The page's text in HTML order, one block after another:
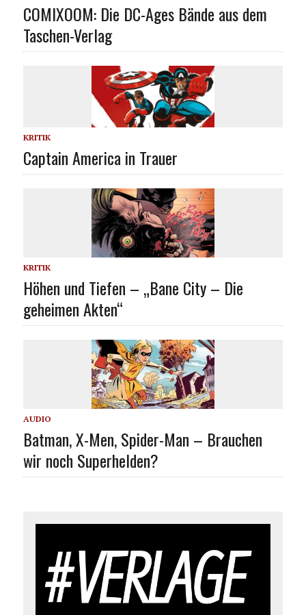
COMIXOOM: Die DC-Ages Bände aus dem
Taschen-Verlag
KRITIK
Captain America in Trauer
KRITIK
Höhen und Tiefen – „Bane City – Die
geheimen Akten“
AUDIO
Batman, X-Men, Spider-Man – Brauchen
wir noch Superhelden?